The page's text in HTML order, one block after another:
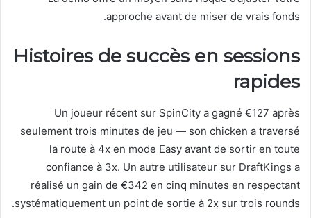
approche avant de miser de vrais fonds.
Histoires de succès en sessions
rapides
Un joueur récent sur SpinCity a gagné €127 après
seulement trois minutes de jeu — son chicken a traversé
la route à 4x en mode Easy avant de sortir en toute
confiance à 3x. Un autre utilisateur sur DraftKings a
réalisé un gain de €342 en cinq minutes en respectant
systématiquement un point de sortie à 2x sur trois rounds.